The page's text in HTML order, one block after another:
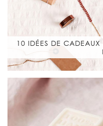
10 IDÉES DE CADEAUX